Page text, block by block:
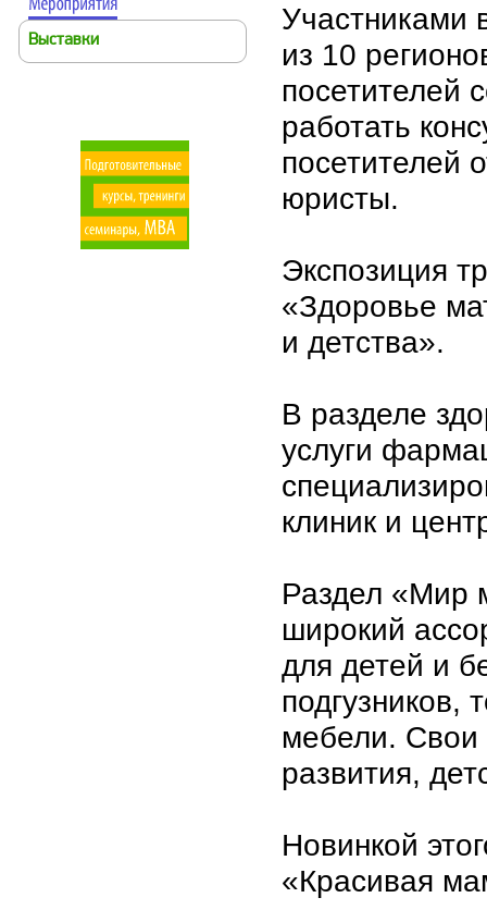
Выставки
Участниками
из 10
посетителей
работать
посетителей
юристы.
Экспозиция
«Здоровье
и детства».
В разделе
услуги
клиник и
Раздел «Мир
широкий
для детей и
подгузников,
мебели. Свои
развития,
Новинкой
«Красивая